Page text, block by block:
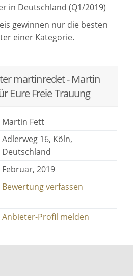
in Deutschland (Q1/2019)
gewinnen nur die besten
einer Kategorie.
martinredet - Martin
Eure Freie Trauung
Martin Fett
Adlerweg 16, Köln,
Deutschland
Februar, 2019
Bewertung verfassen
Anbieter-Profil melden